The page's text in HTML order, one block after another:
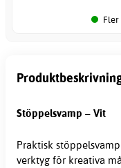
Fler
Stöppelsvamp – Vit
Praktisk
verktyg för kreativa